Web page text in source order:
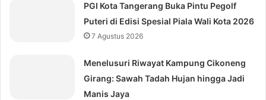
PGI Kota Tangerang Buka Pintu Pegolf
Puteri di Edisi Spesial Piala Wali Kota 2026
7 Agustus 2026
Menelusuri Riwayat Kampung Cikoneng
Girang: Sawah Tadah Hujan hingga Jadi
Manis Jaya